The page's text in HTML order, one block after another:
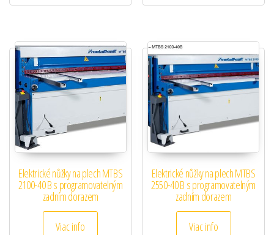
Elektrické nůžky na plech MTBS
2100-40 B s programovatelným
zadním dorazem
Viac info
Elektrické nůžky na plech MTBS
2550-40 B s programovatelným
zadním dorazem
Viac info